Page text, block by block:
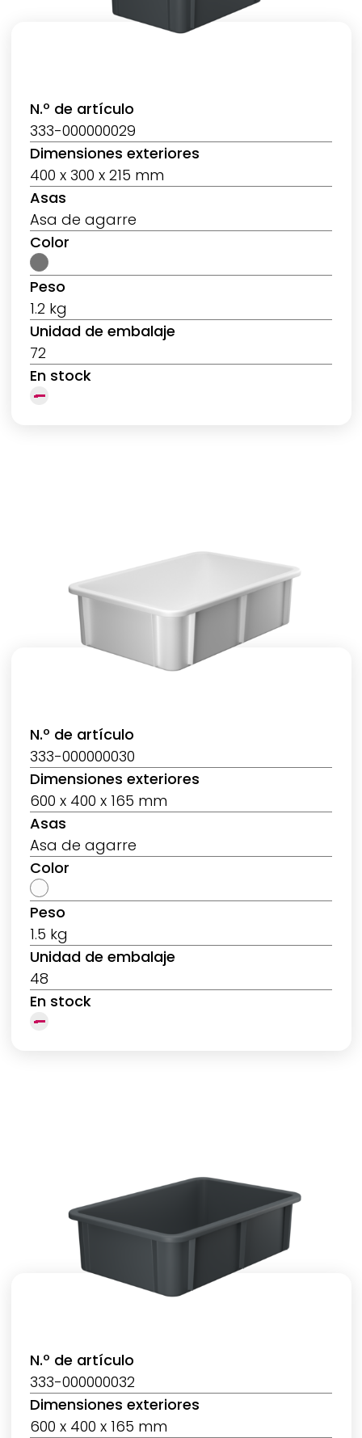
N.º de artículo
333-000000029
Dimensiones exteriores
400 x 300 x 215 mm
Asas
Asa de agarre
Color
Peso
1.2 kg
Unidad de embalaje
72
En stock
N.º de artículo
333-000000030
Dimensiones exteriores
600 x 400 x 165 mm
Asas
Asa de agarre
Color
Peso
1.5 kg
Unidad de embalaje
48
En stock
N.º de artículo
333-000000032
Dimensiones exteriores
600 x 400 x 165 mm